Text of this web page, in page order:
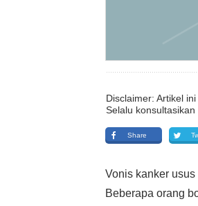
Disclaimer: Artikel
Selalu
Share
Vonis kanker
Beberapa orang